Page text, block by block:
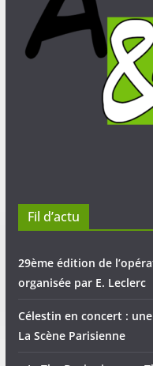
Fil d’actu
29ème édition de
organisée par E. Leclerc
Célestin en concert :
La Scène Parisienne